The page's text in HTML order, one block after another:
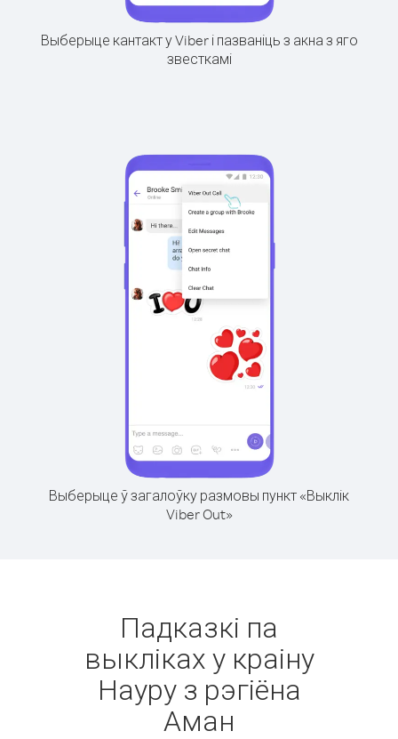
Выберыце кантакт у Viber і пазваніць з акна з яго
звесткамі
Выберыце ў загалоўку размовы пункт «Выклік
Viber Out»
Падказкі па
выкліках у краіну
Науру з рэгіёна
Аман